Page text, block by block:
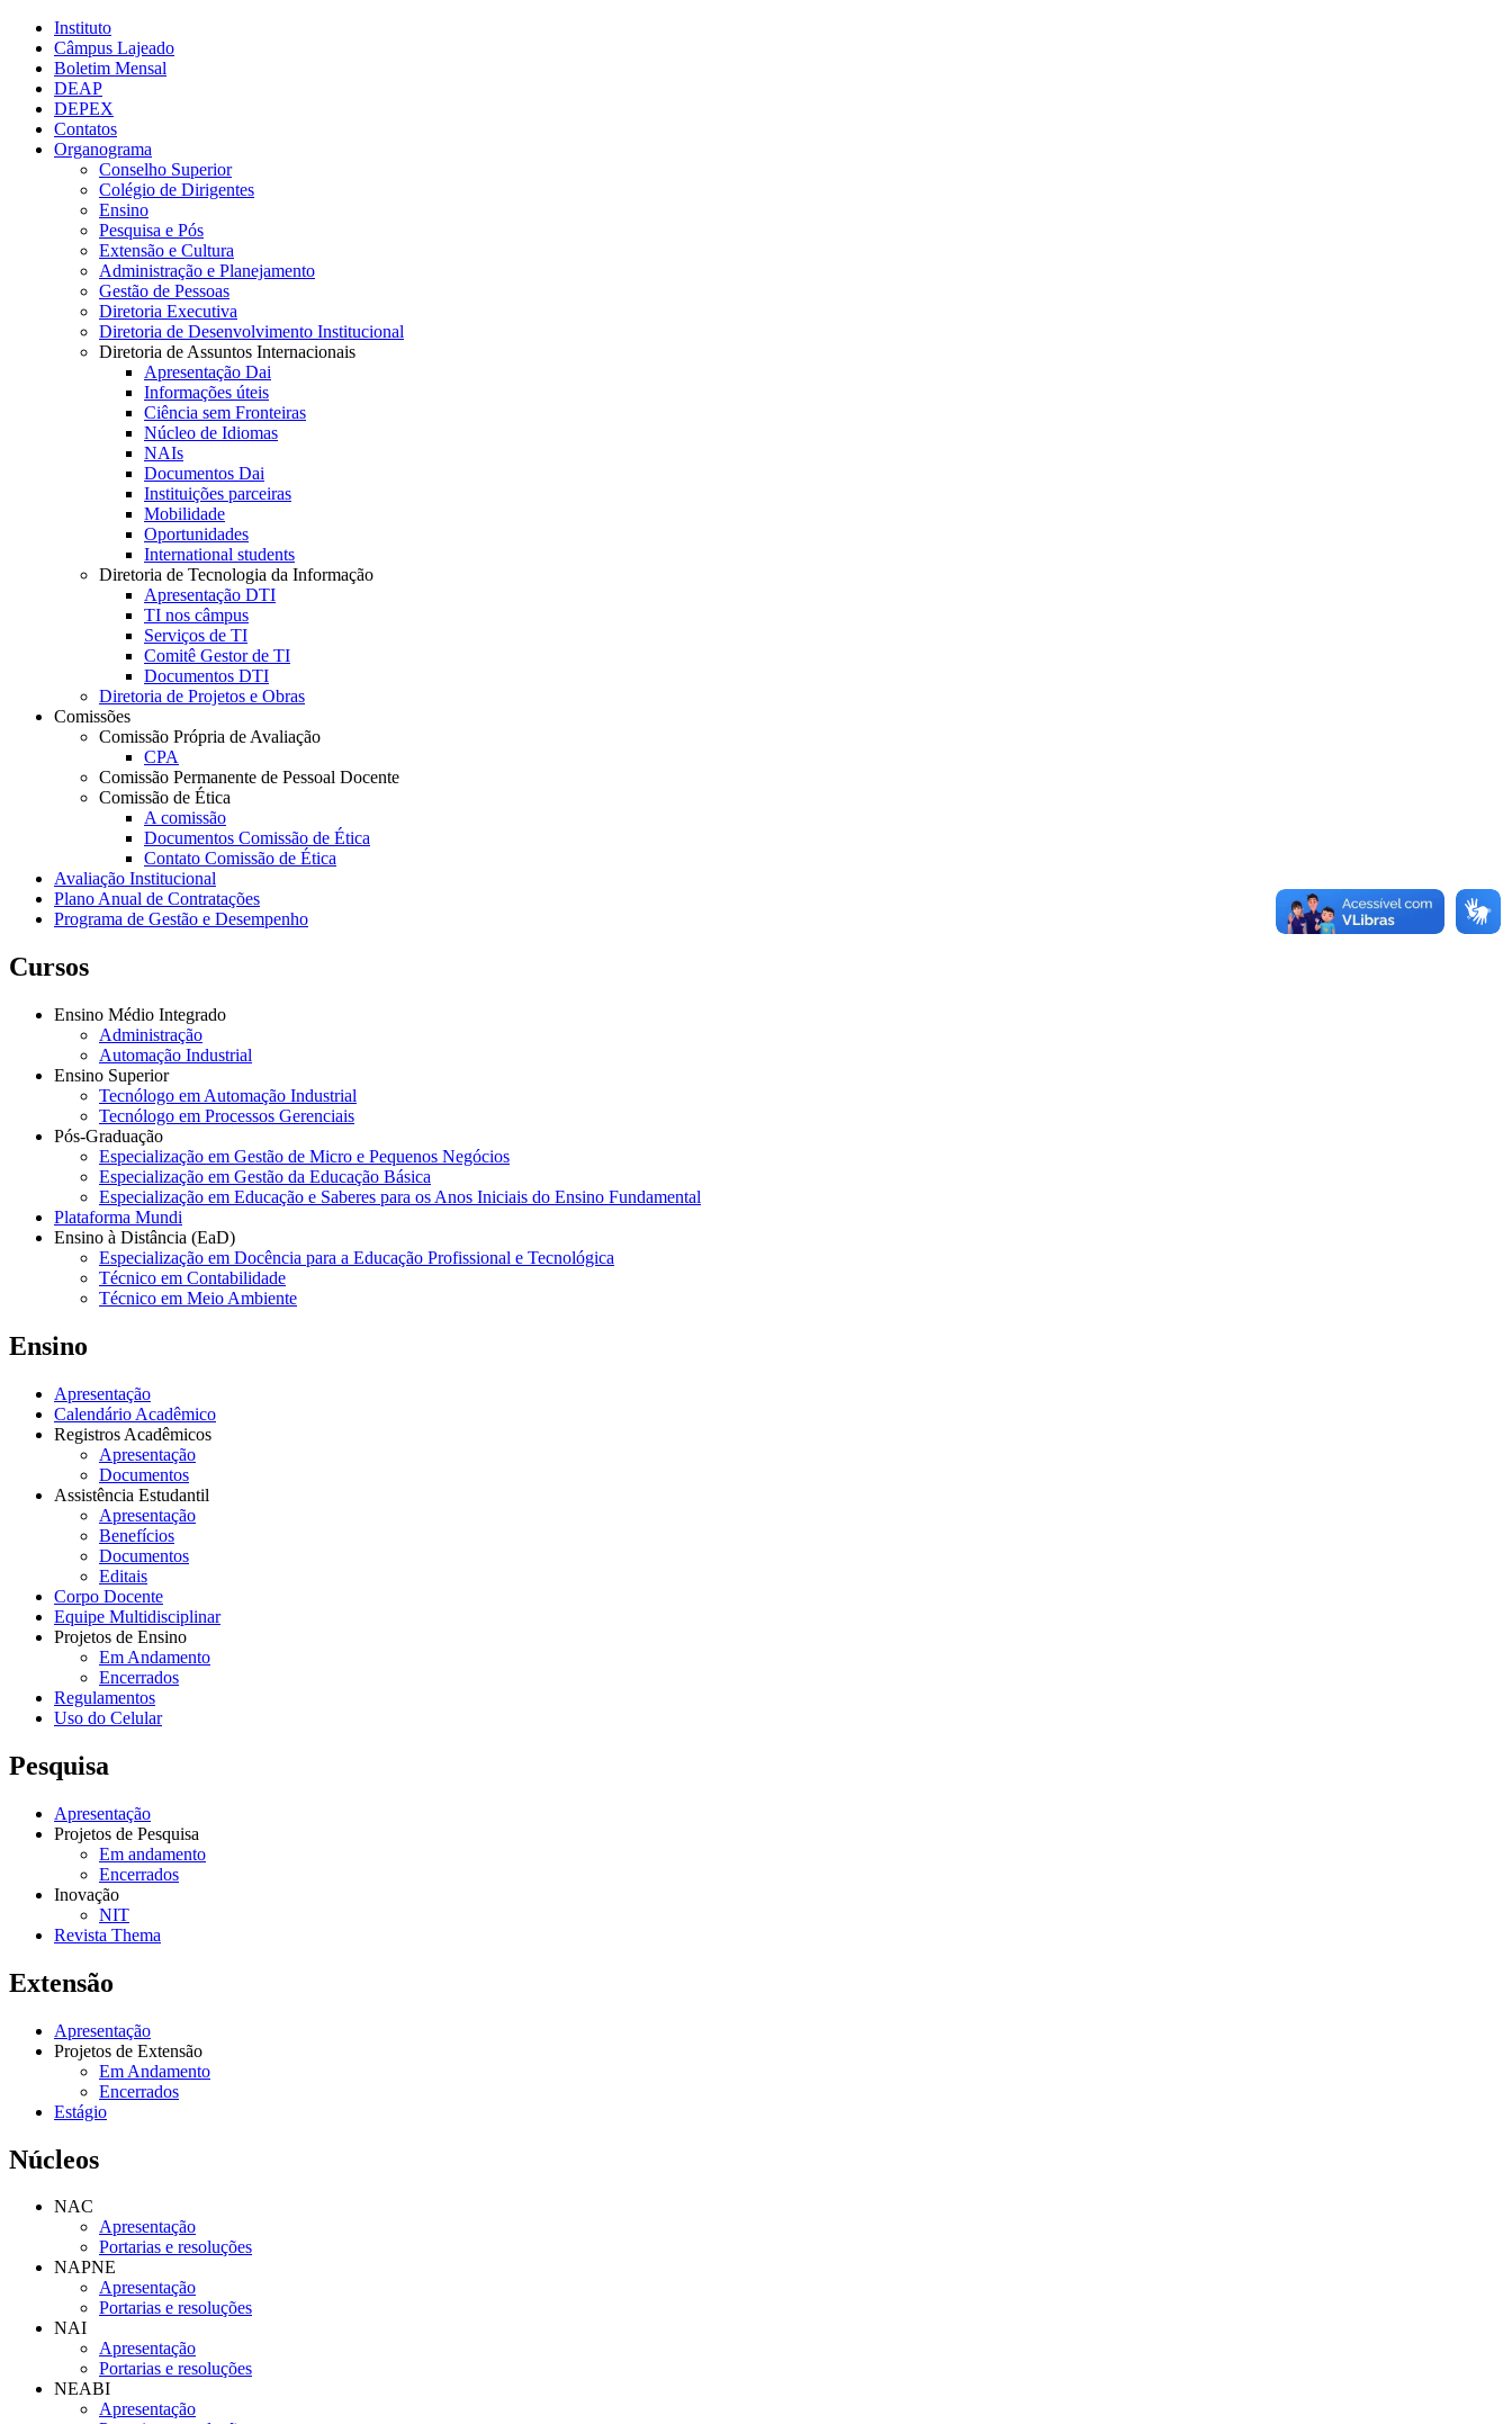
Instituto
Câmpus Lajeado
Boletim Mensal
DEAP
DEPEX
Contatos
Organograma
Conselho Superior
Colégio de Dirigentes
Ensino
Pesquisa e Pós
Extensão e Cultura
Administração e Planejamento
Gestão de Pessoas
Diretoria Executiva
Diretoria de Desenvolvimento Institucional
Diretoria de Assuntos Internacionais
Apresentação Dai
Informações úteis
Ciência sem Fronteiras
Núcleo de Idiomas
NAIs
Documentos Dai
Instituições parceiras
Mobilidade
Oportunidades
International students
Diretoria de Tecnologia da Informação
Apresentação DTI
TI nos câmpus
Serviços de TI
Comitê Gestor de TI
Documentos DTI
Diretoria de Projetos e Obras
Comissões
Comissão Própria de Avaliação
CPA
Comissão Permanente de Pessoal Docente
Comissão de Ética
A comissão
Documentos Comissão de Ética
Contato Comissão de Ética
Avaliação Institucional
Plano Anual de Contratações
Programa de Gestão e Desempenho
Cursos
Ensino Médio Integrado
Administração
Automação Industrial
Ensino Superior
Tecnólogo em Automação Industrial
Tecnólogo em Processos Gerenciais
Pós-Graduação
Especialização em Gestão de Micro e Pequenos Negócios
Especialização em Gestão da Educação Básica
Especialização em Educação e Saberes para os Anos Iniciais do Ensino Fundamental
Plataforma Mundi
Ensino à Distância (EaD)
Especialização em Docência para a Educação Profissional e Tecnológica
Técnico em Contabilidade
Técnico em Meio Ambiente
Ensino
Apresentação
Calendário Acadêmico
Registros Acadêmicos
Apresentação
Documentos
Assistência Estudantil
Apresentação
Benefícios
Documentos
Editais
Corpo Docente
Equipe Multidisciplinar
Projetos de Ensino
Em Andamento
Encerrados
Regulamentos
Uso do Celular
Pesquisa
Apresentação
Projetos de Pesquisa
Em andamento
Encerrados
Inovação
NIT
Revista Thema
Extensão
Apresentação
Projetos de Extensão
Em Andamento
Encerrados
Estágio
Núcleos
NAC
Apresentação
Portarias e resoluções
NAPNE
Apresentação
Portarias e resoluções
NAI
Apresentação
Portarias e resoluções
NEABI
Apresentação